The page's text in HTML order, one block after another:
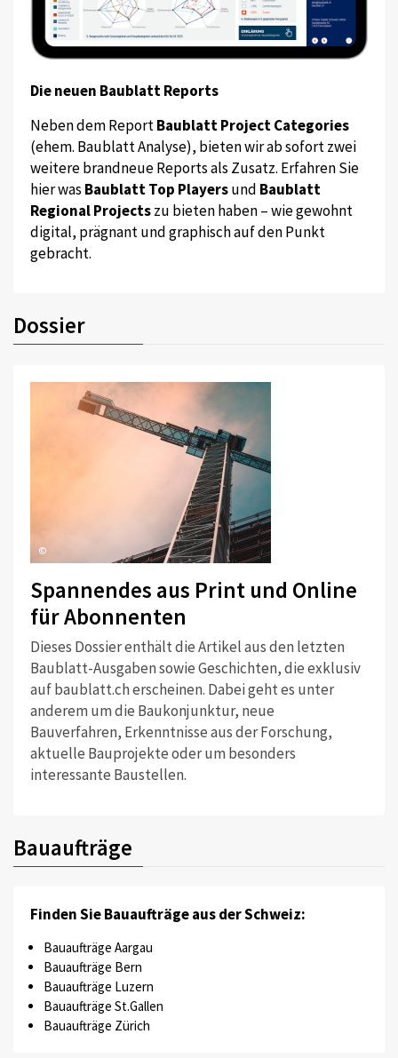
Die neuen Baublatt Reports
Neben dem ReportBaublatt Project Categories
(ehem. Baublatt Analyse), bieten wir ab sofort zwei
weitere brandneue Reports als Zusatz. Erfahren Sie
hier was Baublatt Top Playersund Baublatt
Regional Projectszu bieten haben – wie gewohnt
digital, prägnant und graphisch auf den Punkt
gebracht.
Dossier
©
Spannendes aus Print und Online
für Abonnenten
Dieses Dossier enthält die Artikel aus den letzten
Baublatt-Ausgaben sowie Geschichten, die exklusiv
auf baublatt.ch erscheinen. Dabei geht es unter
anderem um die Baukonjunktur, neue
Bauverfahren, Erkenntnisse aus der Forschung,
aktuelle Bauprojekte oder um besonders
interessante Baustellen.
Bauaufträge
Finden Sie Bauaufträge aus der Schweiz:
Bauaufträge Aargau
Bauaufträge Bern
Bauaufträge Luzern
Bauaufträge St.Gallen
Bauaufträge Zürich